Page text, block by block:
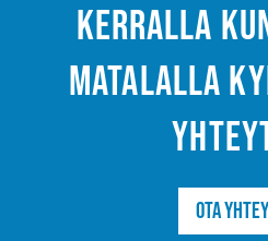
kerralla
matalalla
Ota